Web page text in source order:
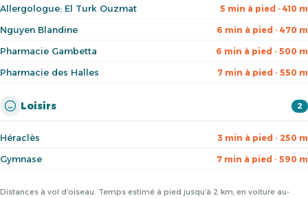
Allergologue: El Turk Ouzmat 5 min à pied · 410 m
Nguyen Blandine 6 min à pied · 470 m
Pharmacie Gambetta 6 min à pied · 500 m
Pharmacie des Halles 7 min à pied · 550 m
Loisirs 2
Héraclès 3 min à pied · 250 m
Gymnase 7 min à pied · 590 m
Distances à vol d’oiseau. Temps estimé à pied jusqu’à 2 km, en voiture au-